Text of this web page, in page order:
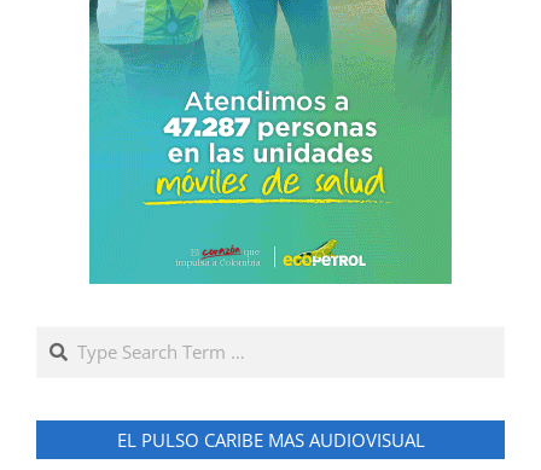
Search
EL PULSO CARIBE MAS AUDIOVISUAL